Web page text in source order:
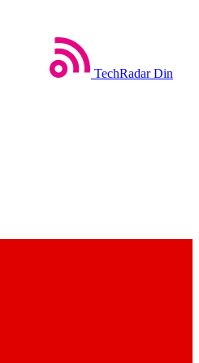
TechRadar Din